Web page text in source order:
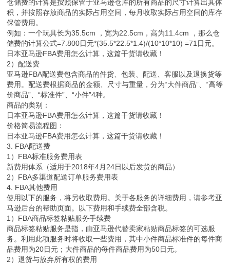
仓储费的计算是按照保管于亚马逊仓库的所有商品的尺寸计算出其体
积，并按照存放商品的实际占用空间，每月收取实际占用空间的库存
保管费用。
例如：一个玩具长为35.5cm ，宽为22.5cm，高为11.4cm ，那么仓
储费的计算公式=7.800日元*(35.5*22.5*1.4)/(10*10*10) =71日元。
日本亚马逊FBA费用怎么计算，这篇干货请收藏！
2）配送费
亚马逊FBA配送费包含商品的件货、包装、配送、客服以及退换货等
费用。配送费根据商品的金额、尺寸与重量，分为“大件商品”、“高等
价商品”、“标准件”、“小件”4种。
商品的类别：
日本亚马逊FBA费用怎么计算，这篇干货请收藏！
价格简易流程图：
日本亚马逊FBA费用怎么计算，这篇干货请收藏！
3. FBA配送费
1）FBA标准服务费用表
新费用体系（适用于2018年4月24日以后发货的商品）
2）FBA多渠道配送订单服务费用表
4. FBA其他费用
使用以下的服务，将另收取费用。关于各服务的详细费用，请参考亚
马逊后台的帮助页面。以下费用和手续费全部含税。
1）FBA商品标签粘贴服务手续费
商品标签粘贴服务是指，由亚马逊代替卖家粘贴商品标签的可选服
务。利用此项服务时将收取一些费用，其中小件商品标准件的每件商
品费用为20日元；大件商品的每件商品费用为50日元。
2）退货与放弃所有权的费用